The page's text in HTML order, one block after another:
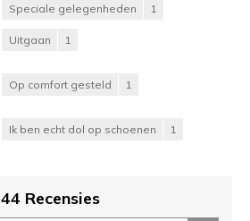
Speciale gelegenheden 1
Uitgaan 1
Op comfort gesteld 1
Ik ben echt dol op schoenen 1
44 Recensies